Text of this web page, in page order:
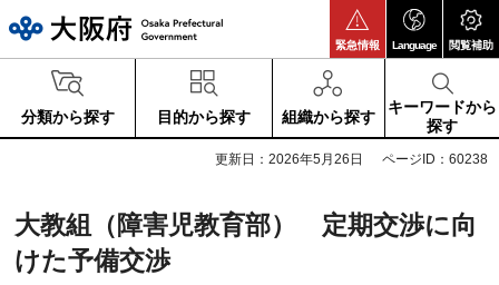
緊急情報 Language 閲覧補助
分類から探す 目的から探す 組織から探す
キーワードから
探す
更新日：2026年5月26日 ページID：60238
大教組（障害児教育部） 定期交渉に向
けた予備交渉